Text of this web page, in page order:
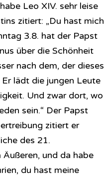
Leo XIV. sehr leise
zitiert: „Du hast mich
3.8. hat der Papst
über die Schönheit
nach dem, der dieses
lädt die jungen Leute
Und zwar dort, wo
sein.“ Der Papst
zitiert er
des 21.
und da habe
du hast meine